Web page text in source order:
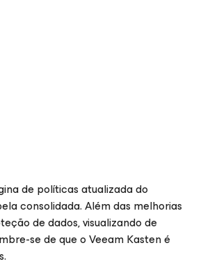
de políticas atualizada do
consolidada. Além das melhorias
de dados, visualizando de
se de que o Veeam Kasten é